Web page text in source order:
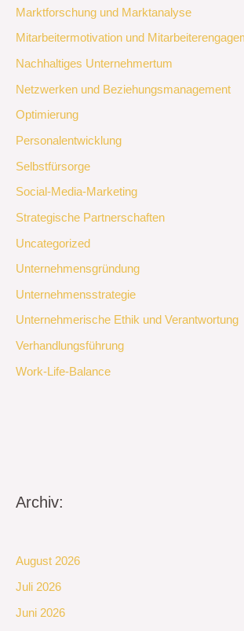
Marktforschung und Marktanalyse
Mitarbeitermotivation und
Nachhaltiges Unternehmertum
Netzwerken und Beziehungsmanagement
Optimierung
Personalentwicklung
Selbstfürsorge
Social-Media-Marketing
Strategische Partnerschaften
Uncategorized
Unternehmensgründung
Unternehmensstrategie
Unternehmerische Ethik und Verantwortung
Verhandlungsführung
Work-Life-Balance
Archiv:
August 2026
Juli 2026
Juni 2026